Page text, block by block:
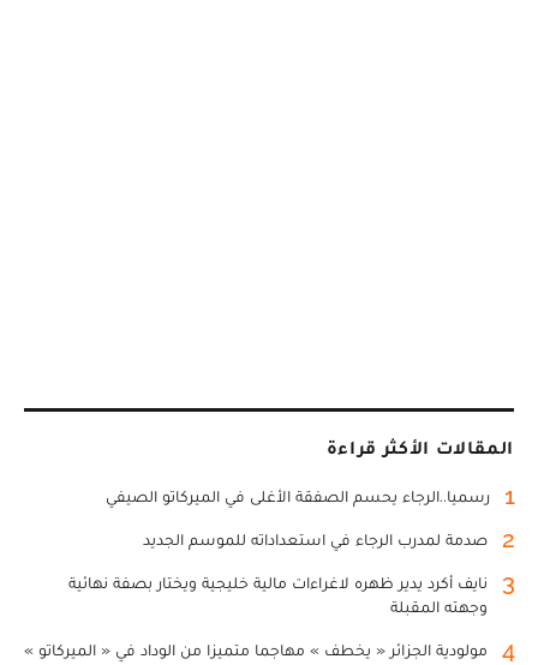
المقالات الأكثر قراءة
1 رسميا..الرجاء يحسم الصفقة الأغلى في الميركاتو الصيفي
2 صدمة لمدرب الرجاء في استعداداته للموسم الجديد
3
نايف أكرد يدير ظهره لاغراءات مالية خليجية ويختار بصفة نهائية
وجهته المقبلة
4 مولودية الجزائر « يخطف » مهاجما متميزا من الوداد في « الميركاتو »